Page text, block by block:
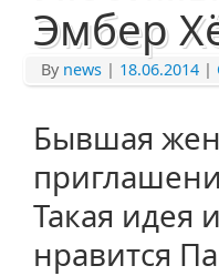
Эмбер
By news | 18.06.2014 |
Бывшая
Такая идея
нравится